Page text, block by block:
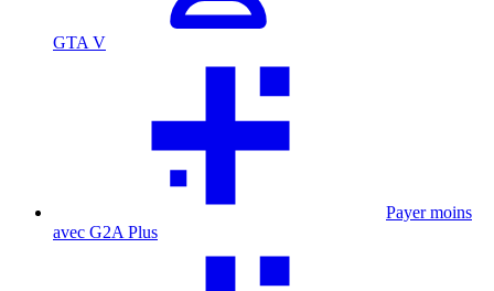
GTA V
Payer moins
avec G2A Plus